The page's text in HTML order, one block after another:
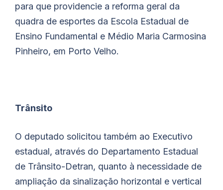
para que providencie a reforma geral da
quadra de esportes da Escola Estadual de
Ensino Fundamental e Médio Maria Carmosina
Pinheiro, em Porto Velho.
Trânsito
O deputado solicitou também ao Executivo
estadual, através do Departamento Estadual
de Trânsito-Detran, quanto à necessidade de
ampliação da sinalização horizontal e vertical